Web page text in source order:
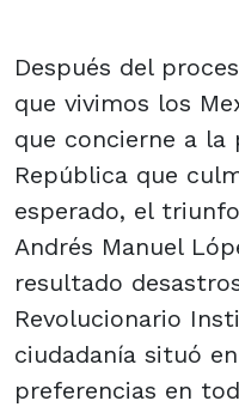
Después del
que vivimos los
que concierne a la
República que
esperado, el
Andrés Manuel
resultado
Revolucionario
ciudadanía situó
preferencias en